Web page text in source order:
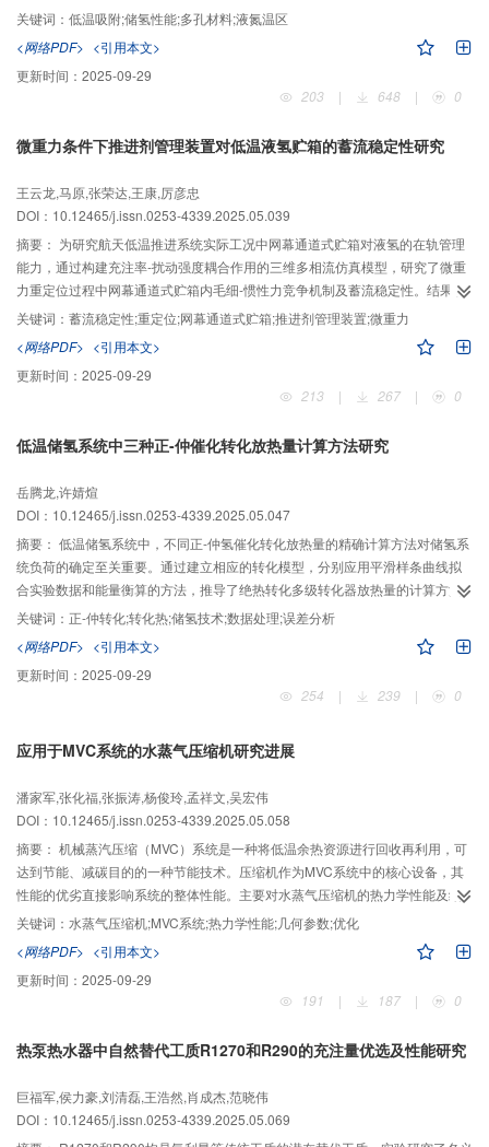
气压力为5 MPa，最终压力为3.04 MPa的工况下，系统的吸附质量比达到
，表明系统具有较好的储氢容量。通过实
验研究，进一步揭示了影响储氢性能的关键因素，主要包括吸附材料的微观结
构特性、吸附过程中的热力学效应以及实验操作条件等，为优化储氢系统性能
关键词： 低温吸附;储氢性能;多孔材料;液氮温区
<网络PDF> <引用本文>
更新时间： 2025-09-29
203
| 648 | 0
微重力条件下推进剂管理装置对低温液氢贮箱的蓄流稳定性研究
王云龙,马原,张荣达,王康,厉彦忠
DOI：10.12465/j.issn.0253-4339.2025.05.039
摘要： 为研究航天低温推进系统实际工况中网幕通道式贮箱对液氢的在轨管理
能力，通过构建充注率-扰动强度耦合作用的三维多相流仿真模型，研究了微重
力重定位过程中网幕通道式贮箱内毛细-惯性力竞争机制及蓄流稳定性。结果表
明：网幕通道式贮箱的推进剂蓄流能力主要由集液通道与贮箱壁面的复合结构
g大小的多向扰动，维持集液
通道入口区域始终保持连续液相覆盖的蓄流稳定性；低充注下，重定位过程中
气液相分布主要受到网幕通道结构表面的强约束，相界面演化受扰动影响很
小，随着充注量增大，流体惯性力和扰动动量输运效应成为相分布重构的重要
性不同，底部加速度引起的质心降幅最大，顶部加速度对相对质心高度影响较
关键词： 蓄流稳定性;重定位;网幕通道式贮箱;推进剂管理装置;微重力
<网络PDF> <引用本文>
更新时间： 2025-09-29
213
| 267 | 0
低温储氢系统中三种正-仲催化转化放热量计算方法研究
岳腾龙,许婧煊
DOI：10.12465/j.issn.0253-4339.2025.05.047
摘要： 低温储氢系统中，不同正-仲氢催化转化放热量的精确计算方法对储氢系
统负荷的确定至关重要。通过建立相应的转化模型，分别应用平滑样条曲线拟
合实验数据和能量衡算的方法，推导了绝热转化多级转化器放热量的计算方法
以及连续转化的转化热表达式，并分析了绝热、等温及连续转化方式的放热特
性，结果表明连续转化的转化热最小，等温转化最大，而绝热转化介于两者之
间，且与转化级数相关。针对连续转化的隐式微分表达式提出一种编程求解的
具体方法和步骤。2种方法的计算结果一致，最大偏差仅为0.22%，表明提出的
关键词： 正-仲转化;转化热;储氢技术;数据处理;误差分析
<网络PDF> <引用本文>
更新时间： 2025-09-29
254
| 239 | 0
应用于MVC系统的水蒸气压缩机研究进展
潘家军,张化福,张振涛,杨俊玲,孟祥文,吴宏伟
DOI：10.12465/j.issn.0253-4339.2025.05.058
摘要： 机械蒸汽压缩（MVC）系统是一种将低温余热资源进行回收再利用，可
达到节能、减碳目的的一种节能技术。压缩机作为MVC系统中的核心设备，其
性能的优劣直接影响系统的整体性能。主要对水蒸气压缩机的热力学性能及结
构性能进行综述，提出相关优化建议及改进思路，为后续对水蒸气压缩机性能
关键词： 水蒸气压缩机;MVC系统;热力学性能;几何参数;优化
<网络PDF> <引用本文>
更新时间： 2025-09-29
191
| 187 | 0
热泵热水器中自然替代工质R1270和R290的充注量优选及性能研究
巨福军,侯力豪,刘清磊,王浩然,肖成杰,范晓伟
DOI：10.12465/j.issn.0253-4339.2025.05.069